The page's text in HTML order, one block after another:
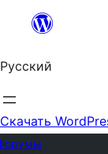
Перейти
содержимому
Русский
Скачать